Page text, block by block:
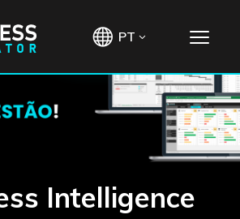
PT
Intelligence